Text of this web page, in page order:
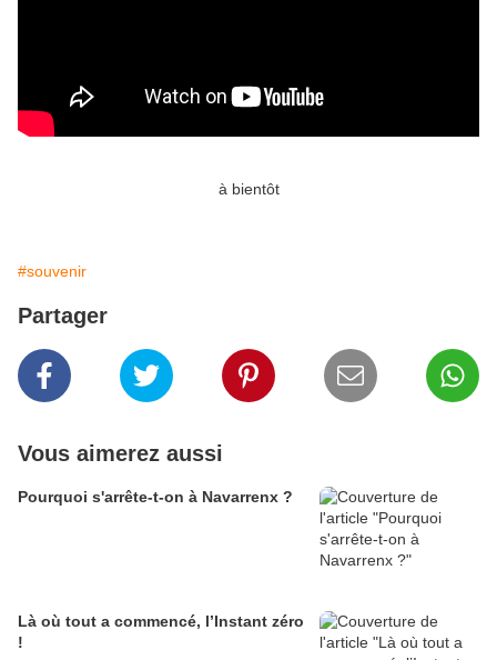
à bientôt
#souvenir
Partager
Vous aimerez aussi
Pourquoi s'arrête-t-on à Navarrenx ?
Là où tout a commencé, l’Instant zéro
!